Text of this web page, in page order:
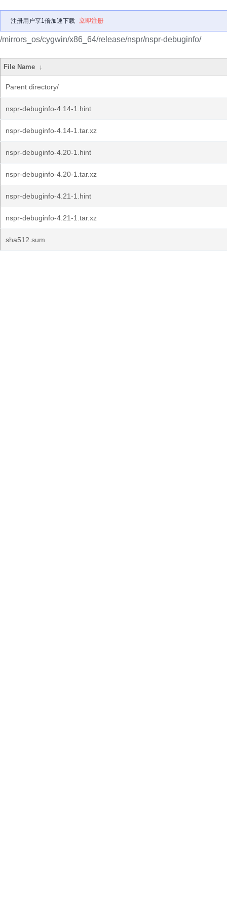
注册用户享1倍加速下载 立即注册
/mirrors_os/cygwin/x86_64/release/nspr/nspr-debuginfo/
File Name ↓
Parent directory/
nspr-debuginfo-4.14-1.hint
nspr-debuginfo-4.14-1.tar.xz
nspr-debuginfo-4.20-1.hint
nspr-debuginfo-4.20-1.tar.xz
nspr-debuginfo-4.21-1.hint
nspr-debuginfo-4.21-1.tar.xz
sha512.sum